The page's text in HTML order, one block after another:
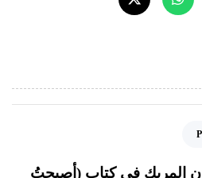
المربك في كتاب (أصبحتُ